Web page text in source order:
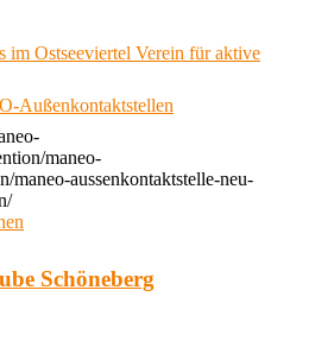
im Ostseeviertel Verein für aktive
Außenkontaktstellen
maneo-
maneo-aussenkontaktstelle-neu-
Schöneberg